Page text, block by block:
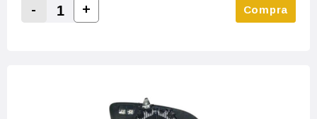
Decrease Quantity:
-
Increase Quantity:
+ Compra